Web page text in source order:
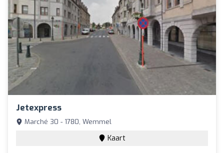
Jetexpress
Marché 30 - 1780, Wemmel
Kaart